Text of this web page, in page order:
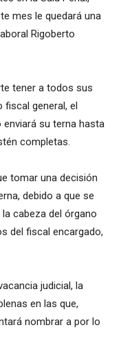
mes le quedará una
Rigoberto
tener a todos sus
fiscal general, el
enviará su terna hasta
completas.
tomar una decisión
debido a que se
cabeza del órgano
del fiscal encargado,
judicial, la
en las que,
nombrar a por lo